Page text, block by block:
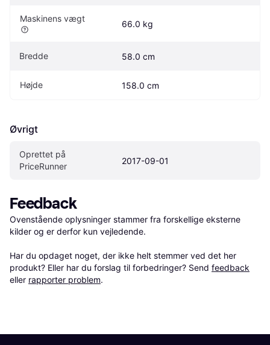
Maskinens vægt
66.0 kg
Bredde 58.0 cm
Højde 158.0 cm
Øvrigt
Oprettet på
PriceRunner
2017-09-01
Feedback
Ovenstående oplysninger stammer fra forskellige eksterne
kilder og er derfor kun vejledende.
Har du opdaget noget, der ikke helt stemmer ved det her
produkt? Eller har du forslag til forbedringer? Send feedback
eller rapporter problem.